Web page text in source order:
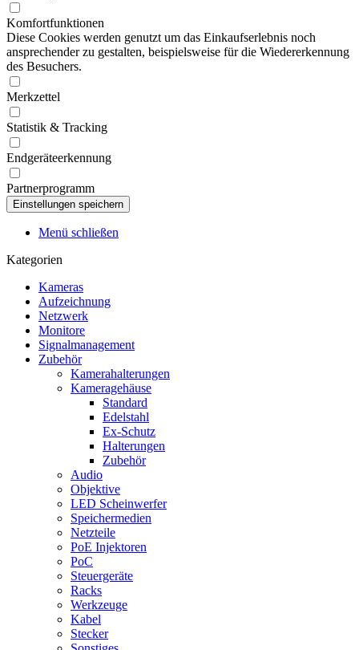
Komfortfunktionen
Diese Cookies werden genutzt um das Einkaufserlebnis noch
ansprechender zu gestalten, beispielsweise für die Wiedererkennung
des Besuchers.
Merkzettel
Statistik & Tracking
Endgeräteerkennung
Partnerprogramm
Menü schließen
Kategorien
Kameras
Aufzeichnung
Netzwerk
Monitore
Signalmanagement
Zubehör
Kamerahalterungen
Kameragehäuse
Standard
Edelstahl
Ex-Schutz
Halterungen
Zubehör
Audio
Objektive
LED Scheinwerfer
Speichermedien
Netzteile
PoE Injektoren
PoC
Steuergeräte
Racks
Werkzeuge
Kabel
Stecker